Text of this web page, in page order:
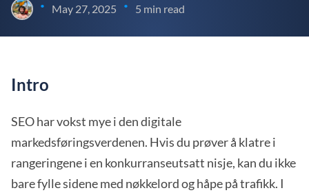
• May 27, 2025 • 5 min read
Intro
SEO har vokst mye i den digitale
markedsføringsverdenen. Hvis du prøver å klatre i
rangeringene i en konkurranseutsatt nisje, kan du ikke
bare fylle sidene med nøkkelord og håpe på trafikk. I